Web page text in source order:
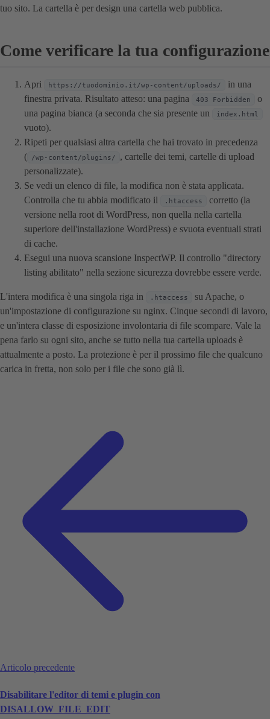
tuo sito. La cartella è per design una cartella web pubblica.
Come verificare la tua configurazione
Apri https://tuodominio.it/wp-content/uploads/
in una
finestra privata. Risultato atteso: una pagina
403 Forbidden
o
una pagina bianca (a seconda che sia presente un
index.html
vuoto).
Ripeti per qualsiasi altra cartella che hai trovato in precedenza
( /wp-content/plugins/
, cartelle dei temi, cartelle di upload
personalizzate).
Se vedi un elenco di file, la modifica non è stata applicata.
Controlla che tu abbia modificato il
.htaccess
corretto (la
versione nella root di WordPress, non quella nella cartella
superiore dell'installazione WordPress) e svuota eventuali strati
di cache.
Esegui una nuova scansione InspectWP. Il controllo "directory
listing abilitato" nella sezione sicurezza dovrebbe essere verde.
L'intera modifica è una singola riga in .htaccess
su Apache, o
un'impostazione di configurazione su nginx. Cinque secondi di lavoro,
e un'intera classe di esposizione involontaria di file scompare. Vale la
pena farlo su ogni sito, anche se tutto nella tua cartella uploads è
attualmente a posto. La protezione è per il prossimo file che qualcuno
carica in fretta, non solo per i file che sono già lì.
Articolo precedente
Disabilitare l'editor di temi e plugin con
DISALLOW_FILE_EDIT